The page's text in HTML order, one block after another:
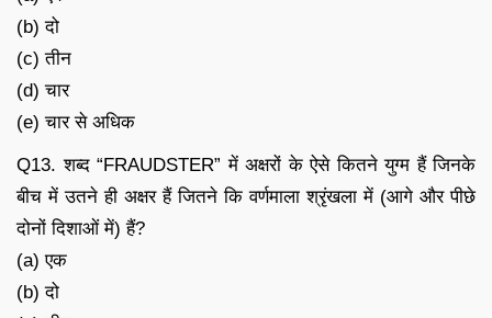
(b) दो
(c) तीन
(d) चार
(e) चार से अधिक
Q13. शब्द “FRAUDSTER” में अक्षरों के ऐसे कितने युग्म हैं जिनके
बीच में उतने ही अक्षर हैं जितने कि वर्णमाला श्रृंखला में (आगे और पीछे
दोनों दिशाओं में) हैं?
(a) एक
(b) दो